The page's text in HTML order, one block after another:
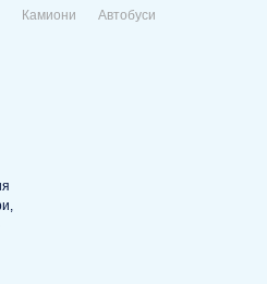
Камиони Автобуси